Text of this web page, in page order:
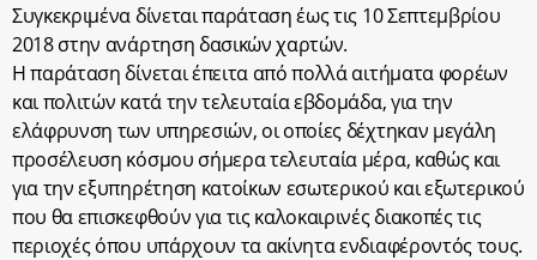
Συγκεκριμένα δίνεται παράταση έως τις 10 Σεπτεμβρίου
2018 στην ανάρτηση δασικών χαρτών.
Η παράταση δίνεται έπειτα από πολλά αιτήματα φορέων
και πολιτών κατά την τελευταία εβδομάδα, για την
ελάφρυνση των υπηρεσιών, οι οποίες δέχτηκαν μεγάλη
προσέλευση κόσμου σήμερα τελευταία μέρα, καθώς και
για την εξυπηρέτηση κατοίκων εσωτερικού και εξωτερικού
που θα επισκεφθούν για τις καλοκαιρινές διακοπές τις
περιοχές όπου υπάρχουν τα ακίνητα ενδιαφέροντός τους.